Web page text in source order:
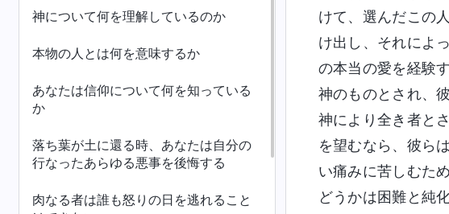
神について何を理解しているのか
本物の人とは何を意味するか
あなたは信仰について何を知っている
か
落ち葉が土に還る時、あなたは自分の
行なったあらゆる悪事を後悔する
肉なる者は誰も怒りの日を逃れること
けて、選んだこの
け出し、それによ
の本当の愛を経験
神のものとされ、
神により全き者と
を望むなら、彼ら
い痛みに苦しむた
どうかは困難と純